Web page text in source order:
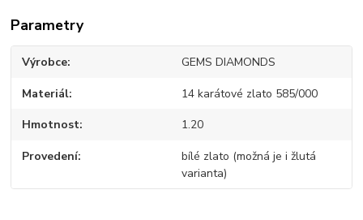
Parametry
Výrobce GEMS DIAMONDS
Materiál 14 karátové zlato 585/000
Hmotnost 1.20
Provedení
bílé zlato (možná je i žlutá
varianta)